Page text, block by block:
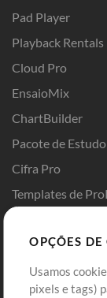
Pad Player
Playback Rentals
Cloud Pro
EnsaioMix
ChartBuilder
Pacote de
Cifra Pro
Templates de
Comprar Créditos
OPÇÕES
Usamos
pixels e tags)